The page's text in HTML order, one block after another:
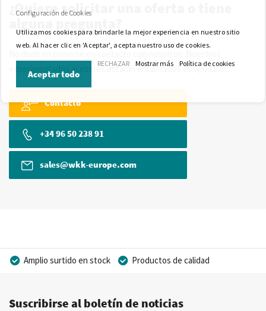
¿Quiere solicitar una oferta o tiene
alguna pregunta?
experimentados asesores estarán encantados de ayudarle.
Contacto
+34 96 50 238 91
sales@wkk-europe.com
Amplio surtido en stock
Productos de calidad
Asesoramiento personal
Más de 40 años de experiencia
Suscribirse al boletín de noticias
Configuración de Cookies
Utilizamos cookies para brindarle la mejor experiencia en nuestro sitio
web. Al hacer clic en 'Aceptar', acepta nuestro uso de cookies.
Aceptar todo
RECHAZAR Mostrar más Política de cookies